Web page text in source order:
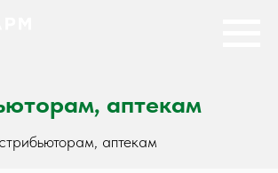
аптекам
аптекам